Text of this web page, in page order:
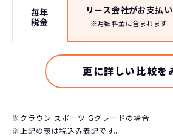
毎年
税金
リース会社がお支払い
※月額料金に含まれます
※クラウン スポーツ Gグレードの場合
※上記の表は税込み表記です。